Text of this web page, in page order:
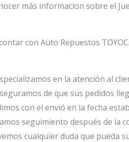
más informacion sobre el
con Auto Repuestos
en la atención al
de que sus pedidos
con el envió en la fecha
seguimiento después de la
cualquier duda que pueda